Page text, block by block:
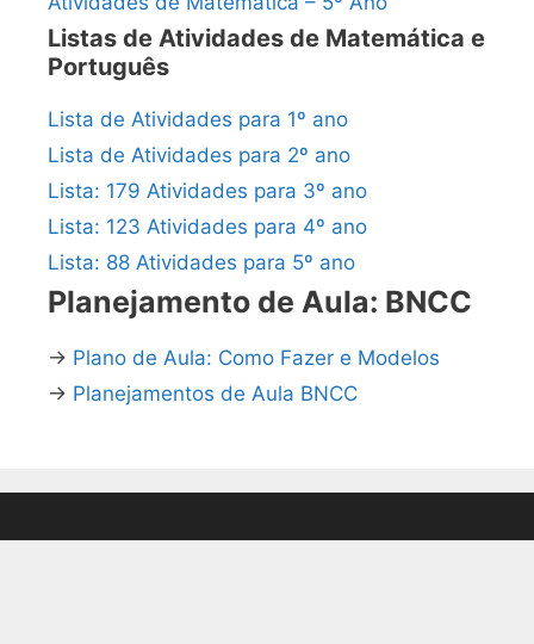
Listas de Atividades de Matemática e
Português
Lista de Atividades para 1º ano
Lista de Atividades para 2º ano
Lista: 179 Atividades para 3º ano
Lista: 123 Atividades para 4º ano
Lista: 88 Atividades para 5º ano
Planejamento de Aula: BNCC
→ Plano de Aula: Como Fazer e Modelos
→ Planejamentos de Aula BNCC